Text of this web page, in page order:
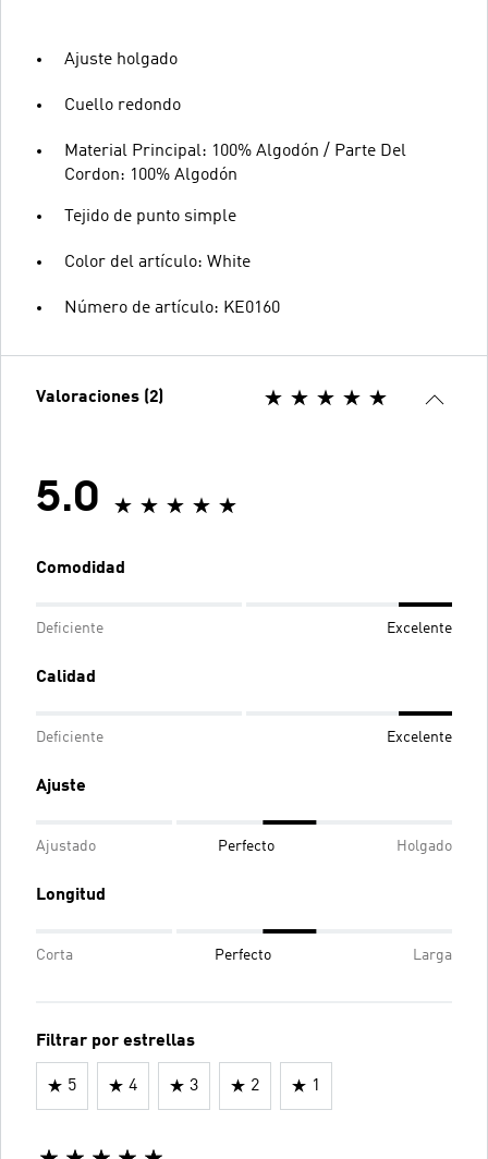
Ajuste holgado
Cuello redondo
Material Principal: 100% Algodón / Parte Del
Cordon: 100% Algodón
Tejido de punto simple
Color del artículo: White
Número de artículo: KE0160
Valoraciones (2)
5.0
Comodidad
Deficiente Excelente
Calidad
Deficiente Excelente
Ajuste
Ajustado Perfecto Holgado
Longitud
Corta Perfecto Larga
Filtrar por estrellas
5 4 3 2 1